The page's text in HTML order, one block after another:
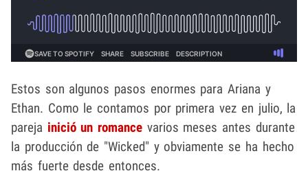
Estos son algunos pasos enormes para Ariana y
Ethan. Como le contamos por primera vez en julio, la
pareja inició un romance varios meses antes durante
la producción de "Wicked" y obviamente se ha hecho
más fuerte desde entonces.